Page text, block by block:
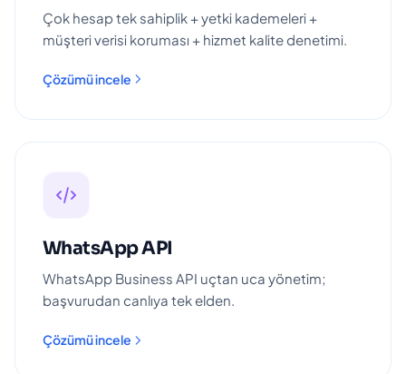
Çok hesap tek sahiplik + yetki kademeleri +
müşteri verisi koruması + hizmet kalite denetimi.
Çözümü incele
WhatsApp API
WhatsApp Business API uçtan uca yönetim;
başvurudan canlıya tek elden.
Çözümü incele